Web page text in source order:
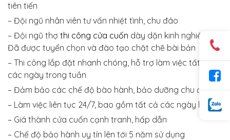
tiên tiến
– Đội ngũ nhân viên tư vấn nhiệt tình, chu đáo
– Đội ngũ thợ thi công cửa cuốn dày dặn kinh nghiệm.
Đã được tuyển chọn và đào tạo chặt chẽ bài bản
– Thi công lắp đặt nhanh chóng, hỗ trợ làm việc tất cả
các ngày trong tuần
– Đảm bảo các chế độ bào hành, bảo dưỡng chu đáo
– Làm việc liên tục 24/7, bao gồm tất cả các ngày lễ
– Giá thành cửa cuốn cạnh tranh, hấp dẫn
– Chế độ bảo hành uy tín lên tới 5 năm sử dụng